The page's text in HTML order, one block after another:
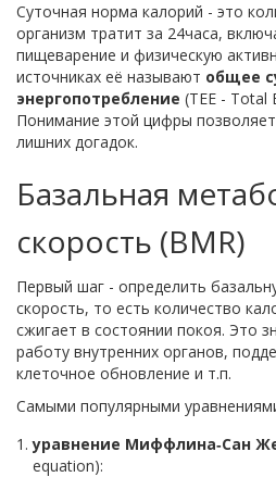
Суточная норма калорий - это
организм тратит за 24часа,
пищеварение и физическую
источниках её называют общее
энергопотребление (TEE - Total
Понимание этой цифры
лишних догадок.
Базальная
скорость (BMR)
Первый шаг - определить
скорость, то есть количество
сжигает в состоянии покоя. Это
работу внутренних органов,
клеточное обновление и т.п.
Самыми популярными
уравнение Миффлина‑Сан
equation):